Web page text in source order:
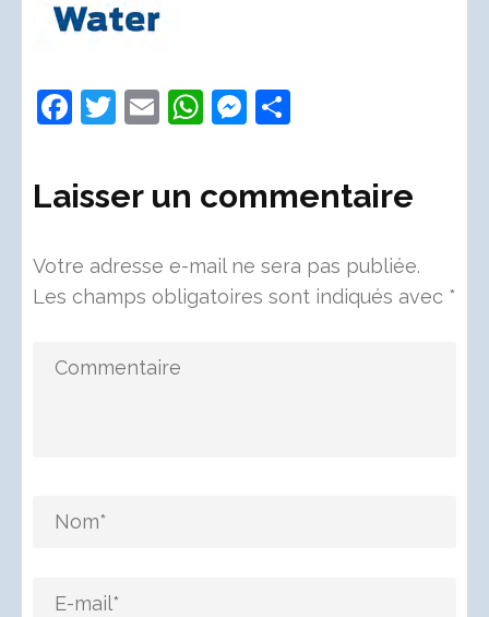
Facebook
Twitter
EmailWhatsApp
Messenger
Laisser un commentaire
Votre adresse e-mail ne sera pas publiée.
Les champs obligatoires sont indiqués avec *